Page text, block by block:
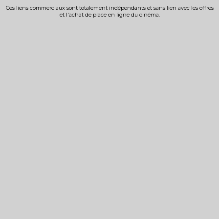
Ces liens commerciaux sont totalement indépendants et sans lien avec les offres
et l'achat de place en ligne du cinéma.